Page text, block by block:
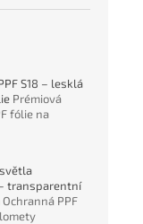
S18 – lesklá
Prémiová
fólie na
transparentní
Ochranná PPF